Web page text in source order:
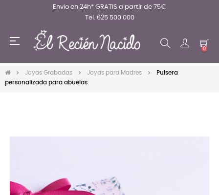
Envio en 24h* GRATIS a partir de 75€
Tel. 625 500 000
Navegación
☰
0
Joyas Grabadas Joyas para Madres
Pulsera
personalizada para abuelas